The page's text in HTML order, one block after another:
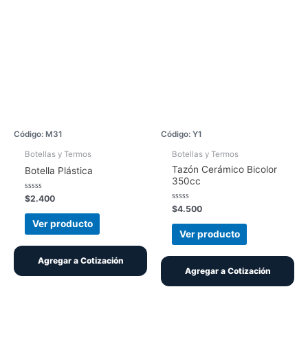
Código: M31
Botellas y Termos
Botella Plástica
Valorado
con
0
de
$2.400
Ver producto
Agregar a Cotización
Código: Y1
Botellas y Termos
Tazón Cerámico Bicolor
350cc
Valorado
con
0
de
$4.500
Ver producto
Agregar a Cotización